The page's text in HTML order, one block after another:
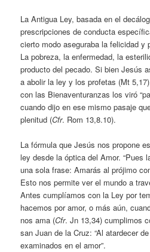
La Antigua Ley, basada en el
prescripciones de conducta
cierto modo aseguraba la felicidad y
La pobreza, la enfermedad, la
producto del pecado. Si bien Jesús
a abolir la ley y los profetas (Mt
con las Bienaventuranzas los viró
cuando dijo en ese mismo pasaje
plenitud (Cfr. Rom 13,8.10).
La fórmula que Jesús nos propone
ley desde la óptica del Amor. “Pues
una sola frase: Amarás al prójimo
Esto nos permite ver el mundo a
Antes cumplíamos con la Ley por
hacemos por amor, o más aún,
nos ama (Cfr. Jn 13,34) cumplimos
san Juan de la Cruz: “Al atardecer
examinados en el amor”.